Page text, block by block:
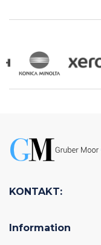
KONTAKT:
Information